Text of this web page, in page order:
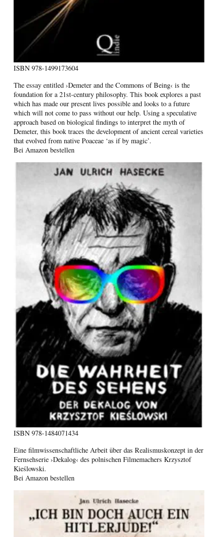
ISBN 978-1499173604
The essay entitled ›Demeter and the Commons of Being‹ is the
foundation for a 21st-century philosophy. This book explores a past
which has made our present lives possible and looks to a future
which will not come to pass without our help. Using a speculative
approach based on biological findings to interpret the myth of
Demeter, this book traces the development of ancient cereal varieties
that evolved from native Poaceae ‘as if by magic’.
Bei Amazon bestellen
ISBN 978-1484071434
Eine filmwissenschaftliche Arbeit über das Realismuskonzept in der
Fernsehserie ›Dekalog‹ des polnischen Filmemachers Krzysztof
Kieślowski.
Bei Amazon bestellen